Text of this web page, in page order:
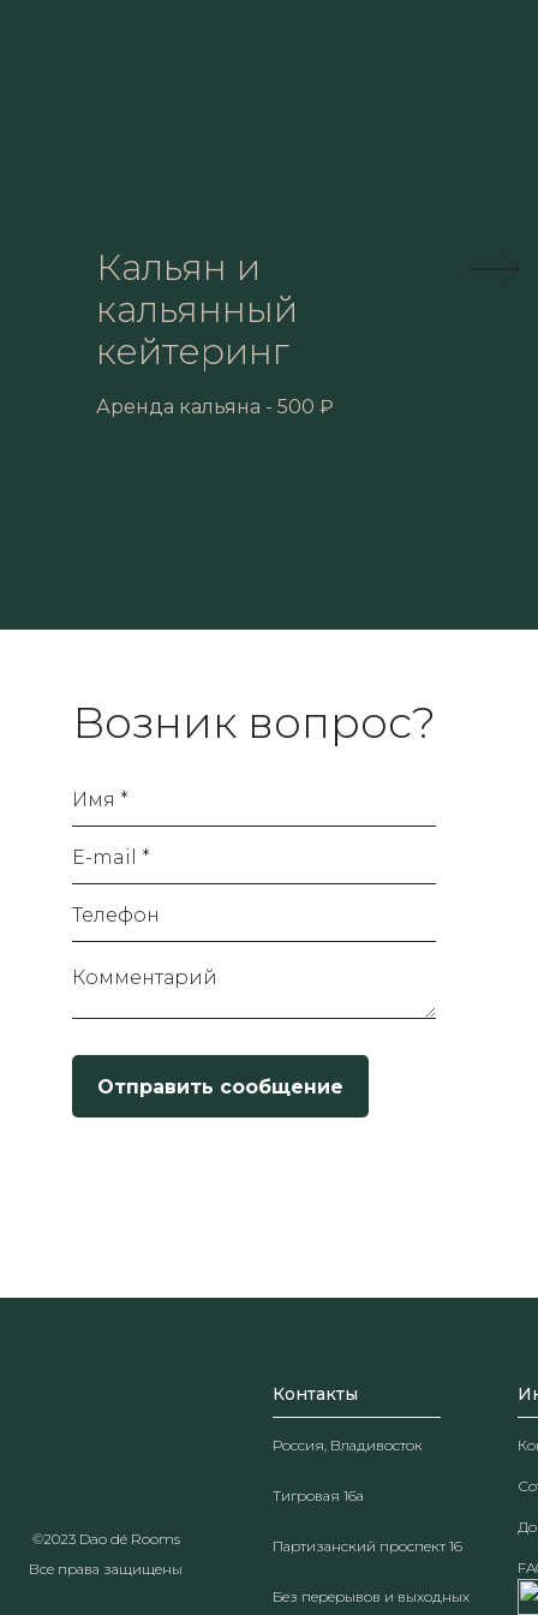
Кальян и
кальянный
кейтеринг
Аренда кальяна - 500 ₽
Возник вопрос?
Имя *
E-mail *
Телефон
Комментарий
Отправить сообщение
©2023 Dao dé Rooms
Все права защищены
Контакты
Россия, Владивосток
Тигровая 16а
Партизанский проспект 16
Без перерывов и выходных